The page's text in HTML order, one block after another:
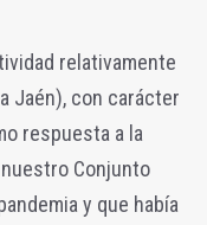
relativamente
Jaén), con carácter
respuesta a la
Conjunto
y que había